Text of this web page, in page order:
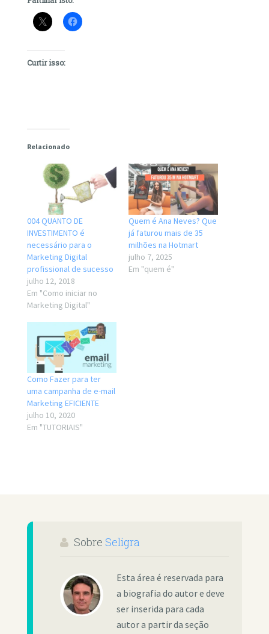
Curtir isso:
Relacionado
004 QUANTO DE
INVESTIMENTO é
necessário para o
Marketing Digital
profissional de sucesso
julho 12, 2018
Em "Como iniciar no
Marketing Digital"
Quem é Ana Neves? Que
já faturou mais de 35
milhões na Hotmart
julho 7, 2025
Em "quem é"
Como Fazer para ter
uma campanha de e-mail
Marketing EFICIENTE
julho 10, 2020
Em "TUTORIAIS"
Sobre Seligra
Esta área é reservada para
a biografia do autor e deve
ser inserida para cada
autor a partir da seção